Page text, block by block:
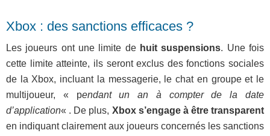
Xbox : des sanctions efficaces ?
Les joueurs ont une limite de huit suspensions. Une fois
cette limite atteinte, ils seront exclus des fonctions sociales
de la Xbox, incluant la messagerie, le chat en groupe et le
multijoueur, « pendant un an à compter de la date
d’application« . De plus, Xbox s’engage à être transparent
en indiquant clairement aux joueurs concernés les sanctions